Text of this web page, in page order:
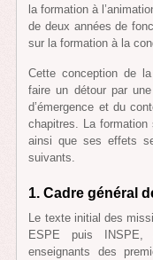
la formation à
de deux années de
sur la formation à la
Cette conception de
faire un détour par
d’émergence et du
chapitres. La formation
ainsi que ses effets
suivants.
1. Cadre général
Le texte initial des
ESPE puis INSPE,
enseignants des